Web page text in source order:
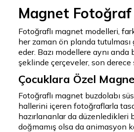
Magnet
Fotoğraflı magnet modelleri,
her zaman ön planda tutulması
eder. Bazı modellere aynı
şeklinde çerçeveler, son derece
Çocuklara Özel
Fotoğraflı magnet buzdolabı
hallerini içeren fotoğraflarla
hazırlananlar da
doğmamış olsa da animasyon